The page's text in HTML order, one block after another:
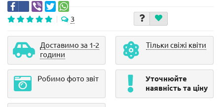
3
Доставимо за 1-2
години
Тільки свіжі квіти
Робимо фото звіт
Уточнюйте
наявність та ціну